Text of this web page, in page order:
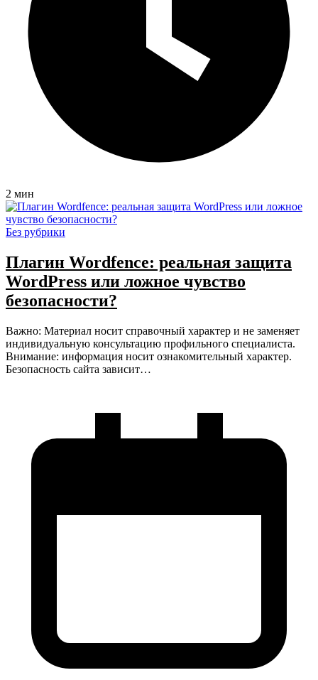
2 мин
Без рубрики
Плагин Wordfence: реальная защита
WordPress или ложное чувство
безопасности?
Важно: Материал носит справочный характер и не заменяет
индивидуальную консультацию профильного специалиста.
Внимание: информация носит ознакомительный характер.
Безопасность сайта зависит…